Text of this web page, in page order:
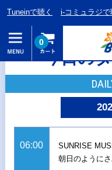
Tuneinで聴く i-コミュラジで
0
今日の
06:00
SUNRISE
朝日のように